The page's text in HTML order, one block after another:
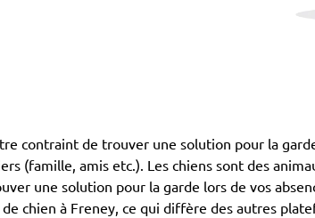
contraint de trouver une solution pour la
(famille, amis etc.). Les chiens sont des
une solution pour la garde lors de vos
chien à Freney, ce qui diffère des autres